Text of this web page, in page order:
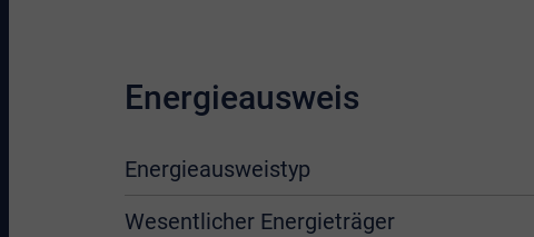
Energieausweis
Energieausweistyp
Wesentlicher Energieträger